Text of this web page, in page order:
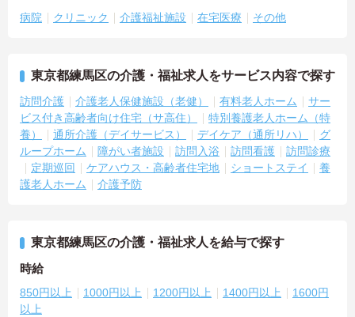
病院 クリニック 介護福祉施設 在宅医療 その他
東京都練馬区の介護・福祉求人をサービス内容で探す
訪問介護 介護老人保健施設（老健） 有料老人ホーム
サー
ビス付き高齢者向け住宅（サ高住）
特別養護老人ホーム（特
養）
通所介護（デイサービス） デイケア（通所リハ）
グ
ループホーム
障がい者施設 訪問入浴 訪問看護
訪問診療
定期巡回
ケアハウス・高齢者住宅地 ショートステイ
養
護老人ホーム
介護予防
東京都練馬区の介護・福祉求人を給与で探す
時給
850円以上 1000円以上 1200円以上 1400円以上
1600円
以上